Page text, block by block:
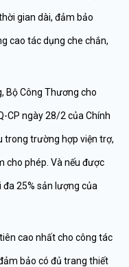
gian dài, đảm bảo
cao tác dụng che chắn,
Bộ Công Thương cho
CP ngày 28/2 của Chính
trong trường hợp viện trợ,
cho phép. Và nếu được
25% sản lượng của
cao nhất cho công tác
bảo có đủ trang thiết